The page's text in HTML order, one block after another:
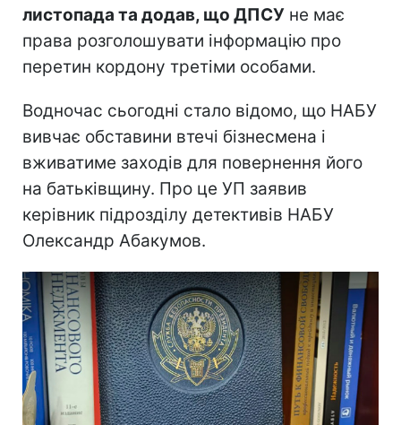
листопада та додав, що ДПСУ не має
права розголошувати інформацію про
перетин кордону третіми особами.
Водночас сьогодні стало відомо, що НАБУ
вивчає обставини втечі бізнесмена і
вживатиме заходів для повернення його
на батьківщину. Про це УП заявив
керівник підрозділу детективів НАБУ
Олександр Абакумов.